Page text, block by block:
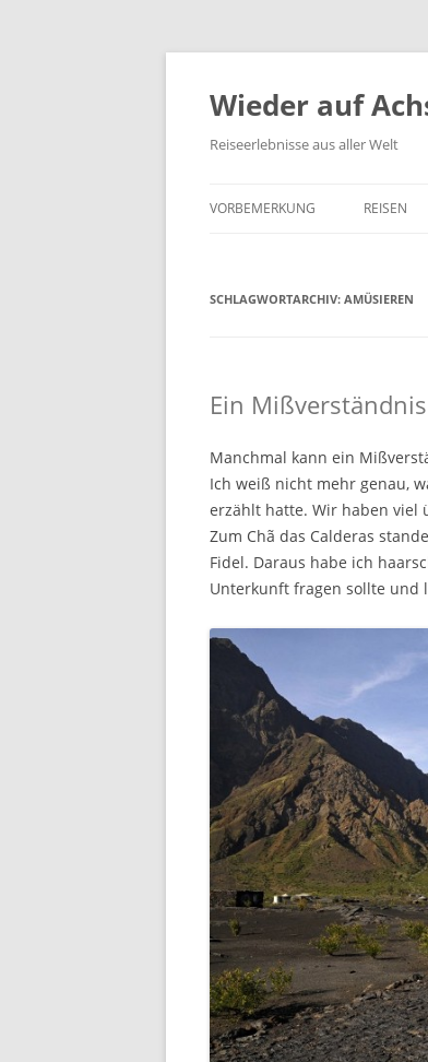
Wieder auf
Reiseerlebnisse aus aller Welt
VORBEMERKUNG REISEN
SCHLAGWORTARCHIV: AMÜSIEREN
Ein
Manchmal kann ein
Ich weiß nicht mehr genau,
erzählt hatte. Wir haben viel
Zum Chã das Calderas
Fidel. Daraus habe ich
Unterkunft fragen sollte und